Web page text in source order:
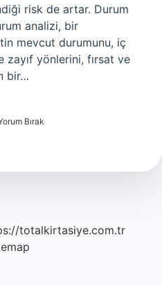
risk de artar. Durum
analizi, bir
mevcut durumunu, iç
zayıf yönlerini, fırsat ve
bir…
Bırak
totalkirtasiye.com.tr